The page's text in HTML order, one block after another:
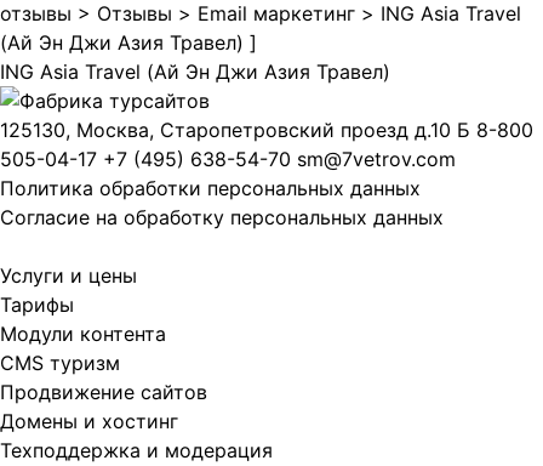
отзывы > Отзывы > Email маркетинг > ING Asia Travel
(Ай Эн Джи Азия Травел) ]
ING Asia Travel (Ай Эн Джи Азия Травел)
125130, Москва, Старопетровский проезд д.10 Б 8-800
505-04-17 +7 (495) 638-54-70 sm@7vetrov.com
Политика обработки персональных данных
Согласие на обработку персональных данных
Услуги и цены
Тарифы
Модули контента
CMS туризм
Продвижение сайтов
Домены и хостинг
Техподдержка и модерация